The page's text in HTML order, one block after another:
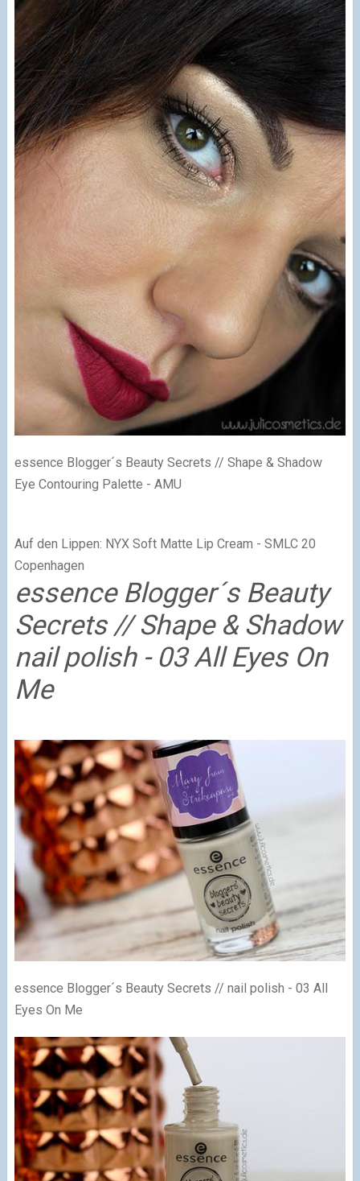
essence Blogger´s Beauty Secrets // Shape & Shadow
Eye Contouring Palette - AMU
Auf den Lippen: NYX Soft Matte Lip Cream - SMLC 20
Copenhagen
essence Blogger´s Beauty
Secrets // Shape & Shadow
nail polish - 03 All Eyes On
Me
essence Blogger´s Beauty Secrets // nail polish - 03 All
Eyes On Me